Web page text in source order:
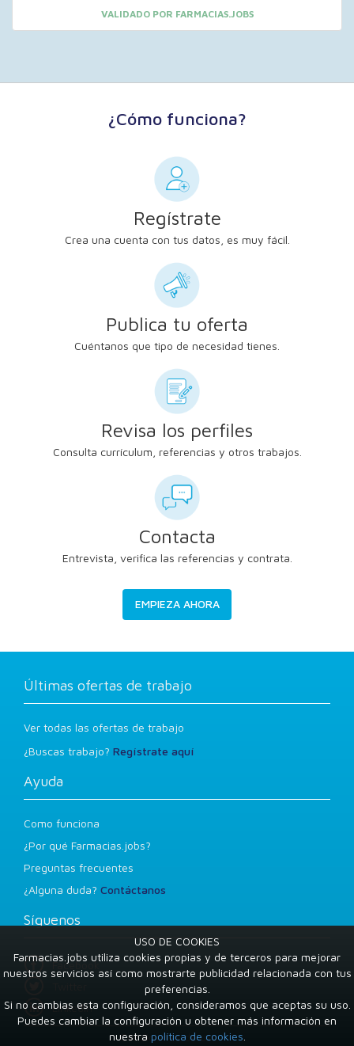
VALIDADO POR FARMACIAS.JOBS
¿Cómo funciona?
Regístrate
Crea una cuenta con tus datos, es muy fácil.
Publica tu oferta
Cuéntanos que tipo de necesidad tienes.
Revisa los perfiles
Consulta currículum, referencias y otros trabajos.
Contacta
Entrevista, verifica las referencias y contrata.
EMPIEZA AHORA
Últimas ofertas de trabajo
Ver todas las ofertas de trabajo
¿Buscas trabajo? Regístrate aquí
Ayuda
Como funciona
¿Por qué Farmacias.jobs?
Preguntas frecuentes
¿Alguna duda? Contáctanos
Síguenos
Facebook
LinkedIn
Condiciones de uso
USO DE COOKIES
Farmacias.jobs utiliza cookies propias y de terceros para mejorar
nuestros servicios así como mostrarte publicidad relacionada con tus
preferencias.
Si no cambias esta configuración, consideramos que aceptas su uso.
Puedes cambiar la configuración u obtener más información en
nuestra política de cookies